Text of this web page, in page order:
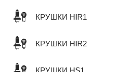
КРУШКИ HIR1
КРУШКИ HIR2
КРУШКИ HS1